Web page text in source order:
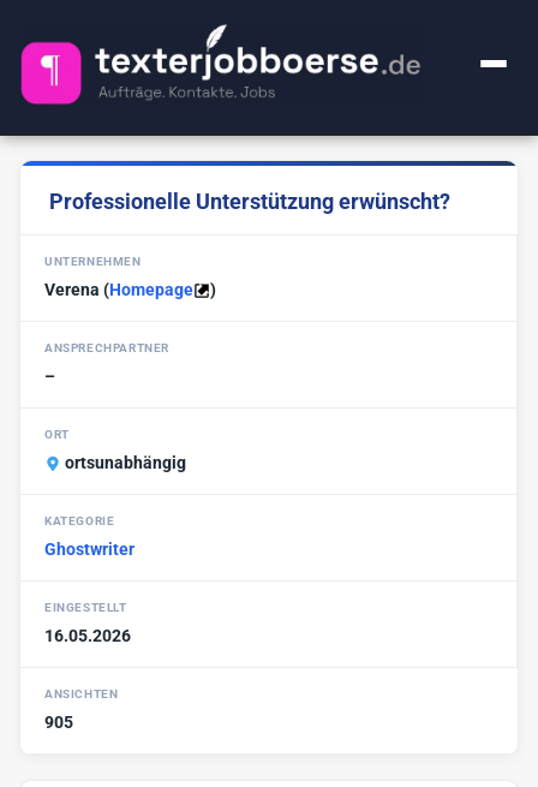
+ Anzeige inserieren
Ghostwriter
Werbe-Texter
Print-Texter
FAQ
Über uns
Professionelle Unterstützung erwünscht?
UNTERNEHMEN
Verena (Homepage )
ANSPRECHPARTNER
–
ORT
ortsunabhängig
KATEGORIE
Ghostwriter
EINGESTELLT
16.05.2026
ANSICHTEN
905